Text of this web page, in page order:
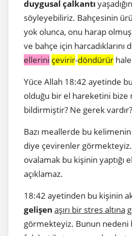
duygusal çalkantı
söyleyebiliriz. Bahçesinin
yok olunca, onu harap
ve bahçe için harcadıklarını
ellerini çevirir-döndürür
Yüce Allah 18:42 ayetinde
olduğu bir el hareketini bize
bildirmiştir? Ne gerek vardır?
Bazı meallerde bu
diye çevirenler
ovalamak bu kişinin yaptığı
açıklamaz.
18:42 ayetinden bu kişinin
gelişen aşırı bir stres altına
görmekteyiz. Bunun nedeni